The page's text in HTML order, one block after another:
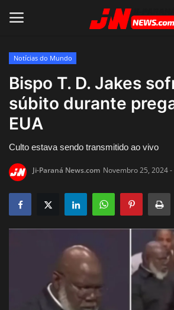
Home
Acidente
Notícias do Mundo
Polícia
Notícias do Mundo
Bispo T. D. Jakes
súbito durante
EUA
Culto estava sendo transmitido ao vivo
Ji-Paraná News.com Novembro 25, 2024